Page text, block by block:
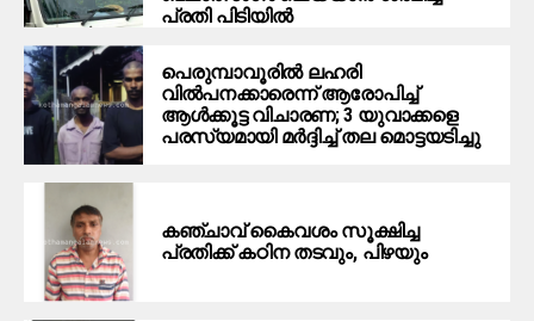
പ്രതി പിടിയില്‍
പെരുമ്പാവൂരില്‍ ലഹരി
വില്‍പനക്കാരെന്ന് ആരോപിച്ച്
ആള്‍ക്കൂട്ട വിചാരണ; 3 യുവാക്കളെ
പരസ്യമായി മര്‍ദ്ദിച്ച് തല മൊട്ടയടിച്ചു
കഞ്ചാവ് കൈവശം സൂക്ഷിച്ച
പ്രതിക്ക് കഠിന തടവും, പിഴയും